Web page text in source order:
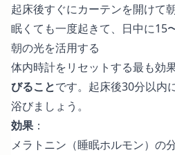
起床後すぐにカーテンを開けて
眠くても一度起きて、日中に15
朝の光を活用する
体内時計をリセットする最も効
びることです。起床後30分以内
浴びましょう。
効果 ：
メラトニン（睡眠ホルモン）の